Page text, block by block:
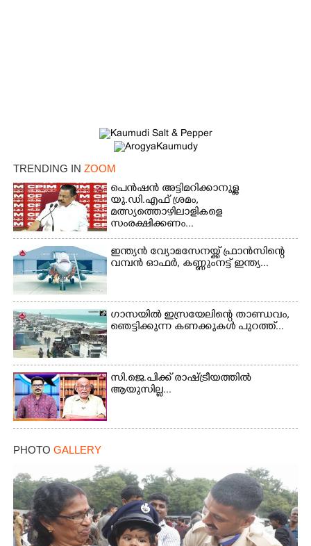
TRENDING IN ZOOM
പെൻഷൻ അട്ടിമറിക്കാനുള്ള
യു.ഡി.എഫ് ശ്രമം,
മത്സ്യത്തൊഴിലാളികളെ
സംരക്ഷിക്കണം...
ഇന്ത്യൻ വ്യോമസേനയ്ക്ക് ഫ്രാൻസിന്റെ
വമ്പൻ ഓഫർ, കണ്ണുംനട്ട് ഇന്ത്യ...
ഗാസയിൽ ഇസ്രയേലിന്റെ താണ്ഡവം,
ഞെട്ടിക്കുന്ന കണക്കുകൾ പുറത്ത്...
സി.ജെ.പിക്ക് രാഷ്ട്രീയത്തിൽ
ആയുസില്ല...
PHOTO GALLERY
Copy Link